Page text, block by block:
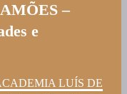
–
e
LUÍS DE